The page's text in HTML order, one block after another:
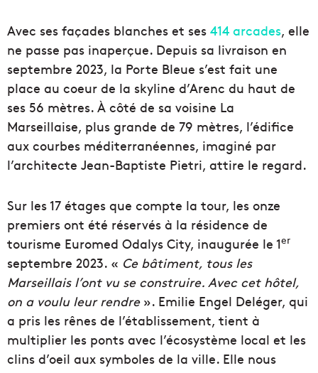
Avec ses façades blanches et ses 414 arcades, elle
ne passe pas inaperçue. Depuis sa livraison en
septembre 2023, la Porte Bleue s’est fait une
place au coeur de la skyline d’Arenc du haut de
ses 56 mètres. À côté de sa voisine La
Marseillaise, plus grande de 79 mètres, l’édifice
aux courbes méditerranéennes, imaginé par
l’architecte Jean-Baptiste Pietri, attire le regard.
Sur les 17 étages que compte la tour, les onze
premiers ont été réservés à la résidence de
tourisme Euromed Odalys City, inaugurée le 1er
septembre 2023. « Ce bâtiment, tous les
Marseillais l’ont vu se construire. Avec cet hôtel,
on a voulu leur rendre». Emilie Engel Deléger, qui
a pris les rênes de l’établissement, tient à
multiplier les ponts avec l’écosystème local et les
clins d’oeil aux symboles de la ville. Elle nous